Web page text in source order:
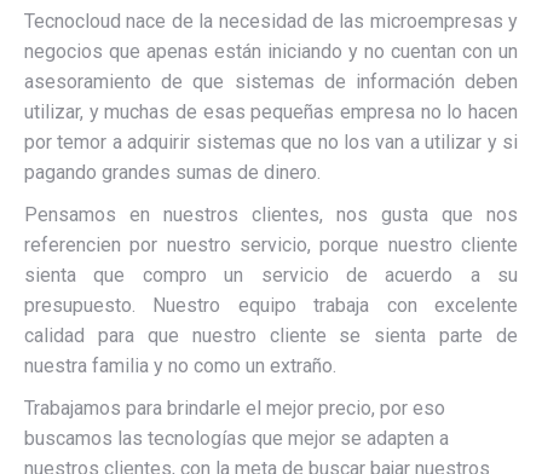
Tecnocloud nace de la necesidad de las microempresas y
negocios que apenas están iniciando y no cuentan con un
asesoramiento de que sistemas de información deben
utilizar, y muchas de esas pequeñas empresa no lo hacen
por temor a adquirir sistemas que no los van a utilizar y si
pagando grandes sumas de dinero.
Pensamos en nuestros clientes, nos gusta que nos
referencien por nuestro servicio, porque nuestro cliente
sienta que compro un servicio de acuerdo a su
presupuesto. Nuestro equipo trabaja con excelente
calidad para que nuestro cliente se sienta parte de
nuestra familia y no como un extraño.
Trabajamos para brindarle el mejor precio, por eso
buscamos las tecnologías que mejor se adapten a
nuestros clientes, con la meta de buscar bajar nuestros